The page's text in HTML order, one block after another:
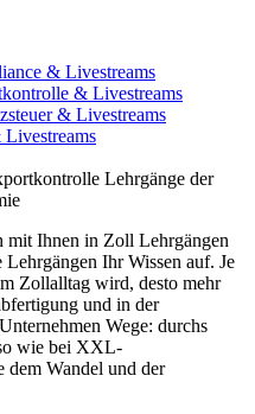
& Livestreams
& Livestreams
& Livestreams
Lehrgänge der
mit Ihnen in Zoll Lehrgängen
Ihr Wissen auf. Je
Zollalltag wird, desto mehr
und in der
Wege: durchs
wie bei XXL-
dem Wandel und der